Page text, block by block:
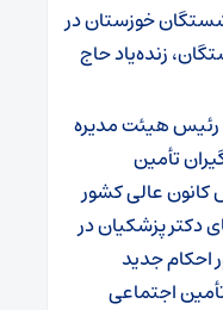
خوزستان در
زنده‌یاد حاج
رئیس هیئت مدیره
تأمین
کانون عالی کشور
دکتر پزشکیان در
جدید
اجتماعی